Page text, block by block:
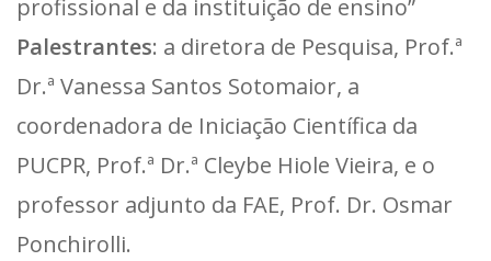
profissional e da instituição de ensino”
Palestrantes: a diretora de Pesquisa, Prof.ª
Dr.ª Vanessa Santos Sotomaior, a
coordenadora de Iniciação Científica da
PUCPR, Prof.ª Dr.ª Cleybe Hiole Vieira, e o
professor adjunto da FAE, Prof. Dr. Osmar
Ponchirolli.